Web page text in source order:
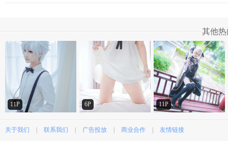
其他
11P 6P 11P
关于我们 联系我们 广告投放 商业合作 友情链接